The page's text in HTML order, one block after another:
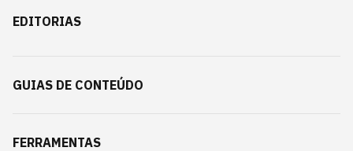
EDITORIAS
GUIAS DE CONTEÚDO
FERRAMENTAS